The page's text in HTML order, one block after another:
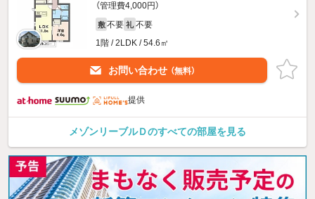
（管理費4,000円）
敷 不要 礼 不要
1階 / 2LDK / 54.6㎡
お問い合わせ （無料）
提供
メゾンリーブルＤのすべての部屋を見る